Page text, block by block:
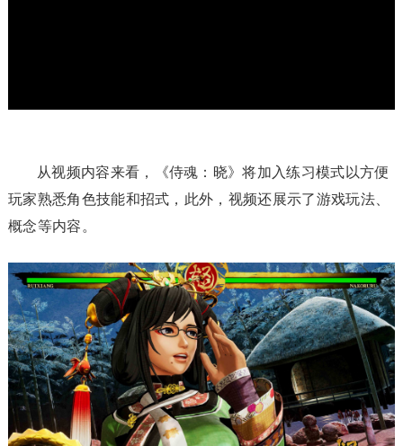
从视频内容来看，《侍魂：晓》将加入练习模式以方便
玩家熟悉角色技能和招式，此外，视频还展示了游戏玩法、
概念等内容。